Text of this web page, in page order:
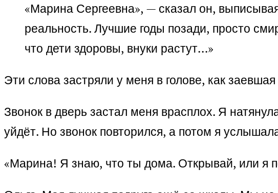
«Марина Сергеевна», — сказал он,
реальность. Лучшие годы позади, просто
что дети здоровы, внуки растут…»
Эти слова застряли у меня в голове, как
Звонок в дверь застал меня врасплох. Я
уйдёт. Но звонок повторился, а потом я
«Марина! Я знаю, что ты дома. Открывай, или я